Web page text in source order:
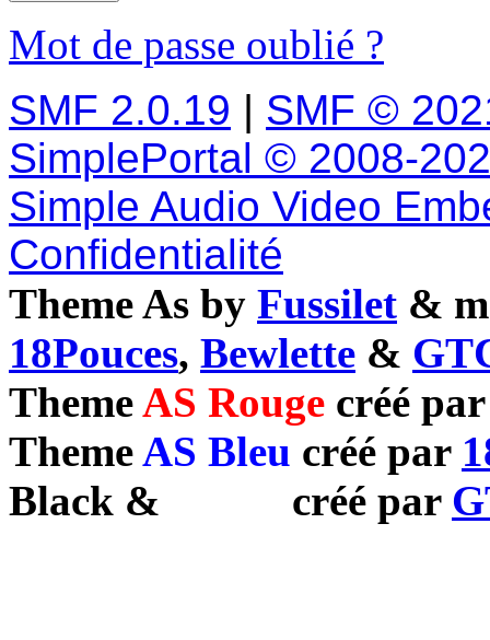
Mot de passe oublié ?
SMF 2.0.19 | SMF ©
SimplePortal © 2008-
Simple Audio Video
Confidentialité
Theme As by Fussilet &
18Pouces, Bewlette &
ThemeAS Rouge créé
ThemeAS Bleu créé par
Black & créé par